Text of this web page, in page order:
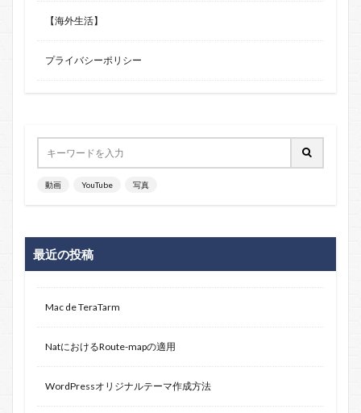
【海外生活】
プライバシーポリシー
動画 YouTube 写真
最近の投稿
Mac de TeraTarm
NatにおけるRoute-mapの適用
WordPressオリジナルテーマ作成方法